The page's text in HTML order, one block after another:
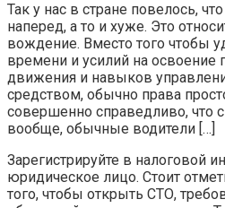
Так у нас в стране повелось,
наперед, а то и хуже. Это
вождение. Вместо того чтобы
времени и усилий на освоение
движения и навыков
средством, обычно права
совершенно справедливо, что
вообще, обычные водители […]
Зарегистрируйте в налоговой
юридическое лицо. Стоит
того, чтобы открыть СТО,